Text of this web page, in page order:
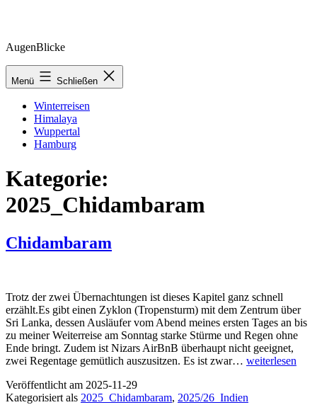
Zum
springen
AugenBlicke
Menü Schließen
Winterreisen
Himalaya
Wuppertal
Hamburg
Kategorie:
2025_Chidambaram
Chidambaram
Trotz der zwei Übernachtungen ist dieses Kapitel ganz schnell
erzählt.Es gibt einen Zyklon (Tropensturm) mit dem Zentrum über
Sri Lanka, dessen Ausläufer vom Abend meines ersten Tages an bis
zu meiner Weiterreise am Sonntag starke Stürme und Regen ohne
Ende bringt. Zudem ist Nizars AirBnB überhaupt nicht geeignet,
zwei Regentage gemütlich auszusitzen. Es ist zwar… Chidambaram
weiterlesen
Veröffentlicht am 2025-11-29
Kategorisiert als 2025_Chidambaram, 2025/26_Indien